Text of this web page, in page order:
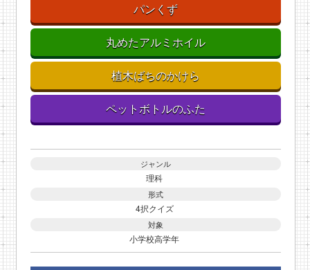
パンくず
丸めたアルミホイル
植木ばちのかけら
ペットボトルのふた
ジャンル
理科
形式
4択クイズ
対象
小学校高学年